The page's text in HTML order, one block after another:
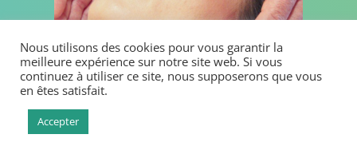
Nous utilisons des cookies pour vous garantir la
meilleure expérience sur notre site web. Si vous
continuez à utiliser ce site, nous supposerons que vous
en êtes satisfait.
Accepter